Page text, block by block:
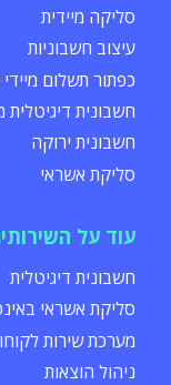
סליקה מיידית
עיצוב חשבוניות
כפתור תשלום
חשבונית דיגיטלית
חשבונית ירוקה
סליקת אשראי
עוד על
חשבונית דיגיטלית
סליקת אשראי
מערכת שירות
ניהול הוצאות